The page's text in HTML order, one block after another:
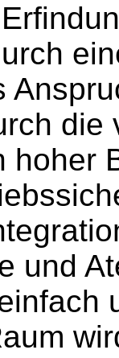
die
hoher
und